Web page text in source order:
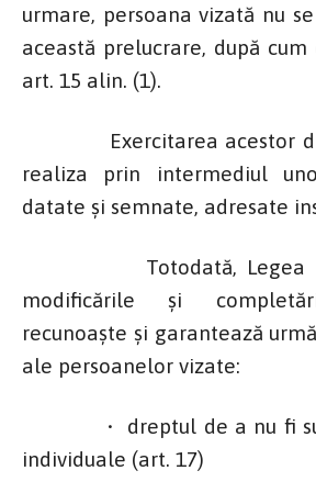
urmare, persoana vizată nu
această prelucrare, după
art. 15 alin. (1).
Exercitarea acestor
realiza prin intermediul
datate şi semnate, adresate
Totodată, Legea nr.
modificările şi
recunoaşte şi garantează
ale persoanelor vizate:
• dreptul de a nu fi
individuale (art. 17)